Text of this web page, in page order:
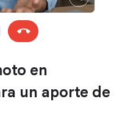
en
un aporte de